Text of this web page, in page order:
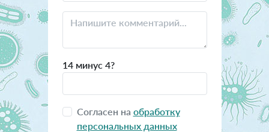
14 минус 4?
Согласен на обработку
персональных данных